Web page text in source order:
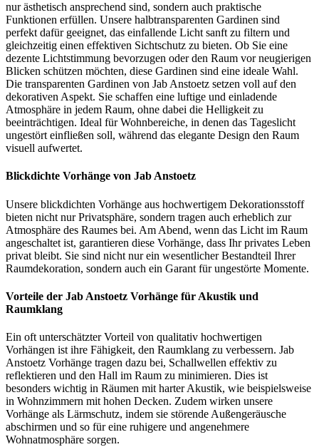
nur ästhetisch ansprechend sind, sondern auch praktische
Funktionen erfüllen. Unsere halbtransparenten Gardinen sind
perfekt dafür geeignet, das einfallende Licht sanft zu filtern und
gleichzeitig einen effektiven Sichtschutz zu bieten. Ob Sie eine
dezente Lichtstimmung bevorzugen oder den Raum vor neugierigen
Blicken schützen möchten, diese Gardinen sind eine ideale Wahl.
Die transparenten Gardinen von Jab Anstoetz setzen voll auf den
dekorativen Aspekt. Sie schaffen eine luftige und einladende
Atmosphäre in jedem Raum, ohne dabei die Helligkeit zu
beeinträchtigen. Ideal für Wohnbereiche, in denen das Tageslicht
ungestört einfließen soll, während das elegante Design den Raum
visuell aufwertet.
Blickdichte Vorhänge von Jab Anstoetz
Unsere blickdichten Vorhänge aus hochwertigem Dekorationsstoff
bieten nicht nur Privatsphäre, sondern tragen auch erheblich zur
Atmosphäre des Raumes bei. Am Abend, wenn das Licht im Raum
angeschaltet ist, garantieren diese Vorhänge, dass Ihr privates Leben
privat bleibt. Sie sind nicht nur ein wesentlicher Bestandteil Ihrer
Raumdekoration, sondern auch ein Garant für ungestörte Momente.
Vorteile der Jab Anstoetz Vorhänge für Akustik und
Raumklang
Ein oft unterschätzter Vorteil von qualitativ hochwertigen
Vorhängen ist ihre Fähigkeit, den Raumklang zu verbessern. Jab
Anstoetz Vorhänge tragen dazu bei, Schallwellen effektiv zu
reflektieren und den Hall im Raum zu minimieren. Dies ist
besonders wichtig in Räumen mit harter Akustik, wie beispielsweise
in Wohnzimmern mit hohen Decken. Zudem wirken unsere
Vorhänge als Lärmschutz, indem sie störende Außengeräusche
abschirmen und so für eine ruhigere und angenehmere
Wohnatmosphäre sorgen.